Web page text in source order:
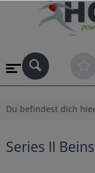
Du befindest dich
Series II